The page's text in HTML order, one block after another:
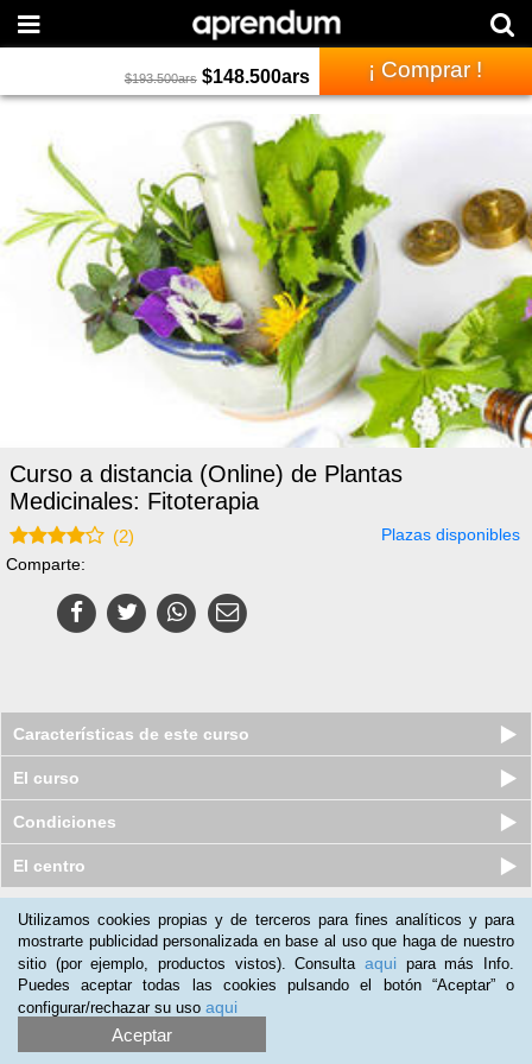
$193.500ars $148.500ars ¡ Comprar !
Curso a distancia (Online) de Plantas
Medicinales: Fitoterapia
(2)
Plazas disponibles
Comparte:
Características de este curso
El curso
Condiciones
El centro
Nuestros clientes opinan:
Mª Izquierdo (30-12-2014)
Ha sido un curso muy interesante, pero se me ha quedado un
poco corto, me hubiera gustado más formación en fitoterapia.
Utilizamos cookies propias y de terceros para fines analíticos y para
mostrarte publicidad personalizada en base al uso que haga de nuestro
sitio (por ejemplo, productos vistos). Consulta aqui para más Info.
Puedes aceptar todas las cookies pulsando el botón “Aceptar” o
configurar/rechazar su uso aqui
Aceptar